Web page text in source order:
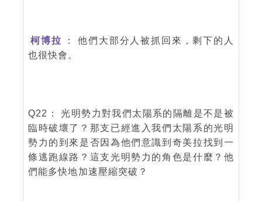
柯博拉
： 他們大部分人被抓回來，剩下的人
也很快會。
Q22： 光明勢力對我們太陽系的隔離是不是被
臨時破壞了？那支已經進入我們太陽系的光明
勢力的到來是否因為他們意識到奇美拉找到一
條逃跑線路？這支光明勢力的角色是什麼？他
們能多快地加速壓縮突破？